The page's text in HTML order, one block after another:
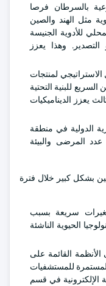
بالسرطان فرصا
مثل الهند والصين
للأدوية الجنيسة
التصدير. وهذا يعزز
الاستراتيجي لمنتجات
للبنية التحتية
يعزز الديناميكيات
الدولية في منطقة
المرضى والبيئة
بشكل كبير خلال فترة
سريعة بسبب
الحيوية الناشئة
القائمة على
للمستشفيات
الإلكترونية في قسم